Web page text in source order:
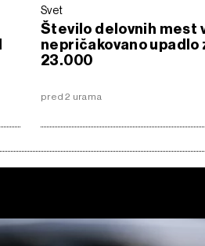
Svet
Število delovnih mest
nepričakovano upadlo
23.000
pred 2 urama